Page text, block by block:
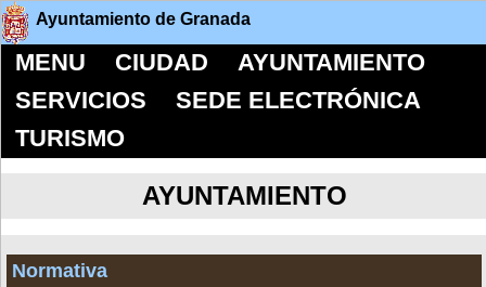
Ayuntamiento de Granada
MENU CIUDAD
AYUNTAMIENTO
SERVICIOS
SEDE ELECTRÓNICA
TURISMO
AYUNTAMIENTO
Normativa